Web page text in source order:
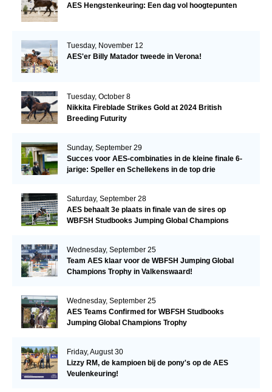
AES Hengstenkeuring: Een dag vol hoogtepunten
Tuesday, November 12
AES'er Billy Matador tweede in Verona!
Tuesday, October 8
Nikkita Fireblade Strikes Gold at 2024 British
Breeding Futurity
Sunday, September 29
Succes voor AES-combinaties in de kleine finale 6-
jarige: Speller en Schellekens in de top drie
Saturday, September 28
AES behaalt 3e plaats in finale van de sires op
WBFSH Studbooks Jumping Global Champions
Wednesday, September 25
Team AES klaar voor de WBFSH Jumping Global
Champions Trophy in Valkenswaard!
Wednesday, September 25
AES Teams Confirmed for WBFSH Studbooks
Jumping Global Champions Trophy
Friday, August 30
Lizzy RM, de kampioen bij de pony's op de AES
Veulenkeuring!